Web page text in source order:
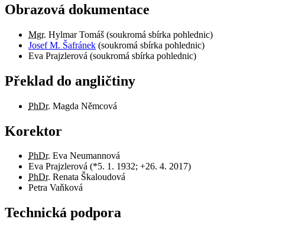
Obrazová dokumentace
Mgr. Hylmar Tomáš (soukromá sbírka pohlednic)
Josef M. Šafránek (soukromá sbírka pohlednic)
Eva Prajzlerová (soukromá sbírka pohlednic)
Překlad do angličtiny
PhDr. Magda Němcová
Korektor
PhDr. Eva Neumannová
Eva Prajzlerová (*5. 1. 1932; +26. 4. 2017)
PhDr. Renata Škaloudová
Petra Vaňková
Technická podpora